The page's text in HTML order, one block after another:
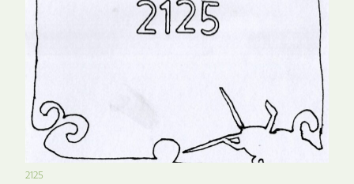
2125